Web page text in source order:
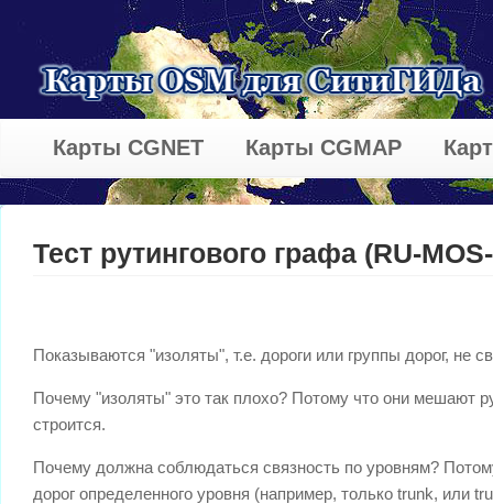
Карты CGNET Карты CGMAP
Тест рутингового графа (RU-
Показываются "изоляты", т.е. дороги или группы дорог,
Почему "изоляты" это так плохо? Потому что они мешают
строится.
Почему должна соблюдаться связность по уровням?
дорог определенного уровня (например, только trunk, или